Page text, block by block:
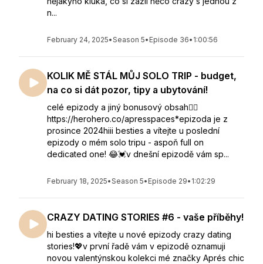
n...
February 24, 2025•Season 5• Episode 36• 1:00:56
KOLIK MĚ STÁL MŮJ SOLO TRIP - budget,
na co si dát pozor, tipy a ubytování!
celé epizody a jiný bonusový obsah👇🏻
https://herohero.co/apresspaces*epizoda je z
prosince 2024hiii besties a vítejte u poslední
epizody o mém solo tripu - aspoň full on
dedicated one! 😂💓v dnešní epizodě vám sp...
February 18, 2025•Season 5• Episode 29• 1:02:29
CRAZY DATING STORIES #6 - vaše příběhy!
hi besties a vítejte u nové epizody crazy dating
stories!💖v první řadě vám v epizodě oznamuji
novou valentýnskou kolekci mé značky Aprés chic